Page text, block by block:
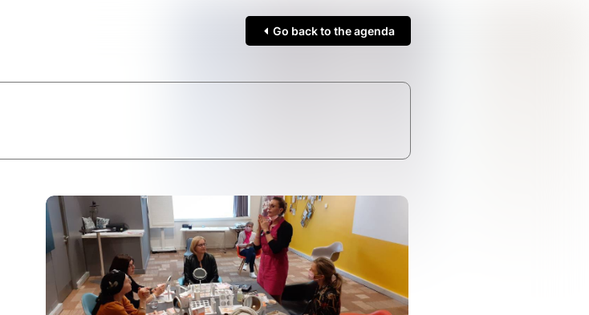
Go back to the agenda